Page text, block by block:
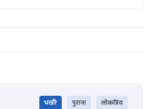
भर्खरै पुराना लोकप्रिय